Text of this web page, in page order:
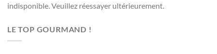
indisponible. Veuillez réessayer ultérieurement.
LE TOP GOURMAND !